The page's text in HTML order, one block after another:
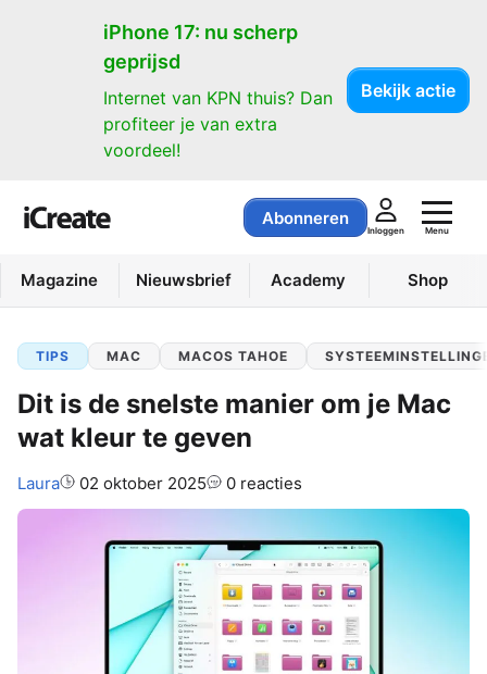
iPhone 17: nu scherp
geprijsd
Internet van KPN thuis? Dan
profiteer je van extra
voordeel!
Bekijk actie
Abonneren
Inloggen Menu
Magazine Nieuwsbrief Academy Shop
TIPS MAC MACOS TAHOE
Dit is de snelste manier om je Mac
wat kleur te geven
Auteur:
Laura 02 oktober 2025 0 reacties